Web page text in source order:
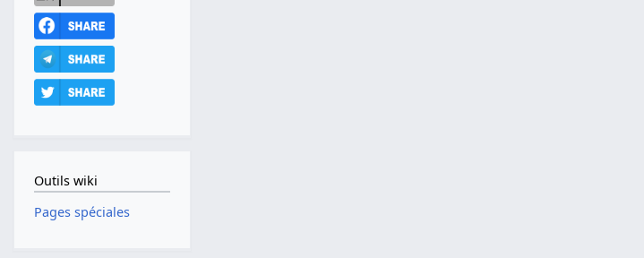
Outils wiki
Pages spéciales